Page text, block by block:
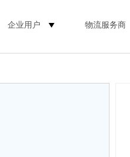
企业用户 物流服务商